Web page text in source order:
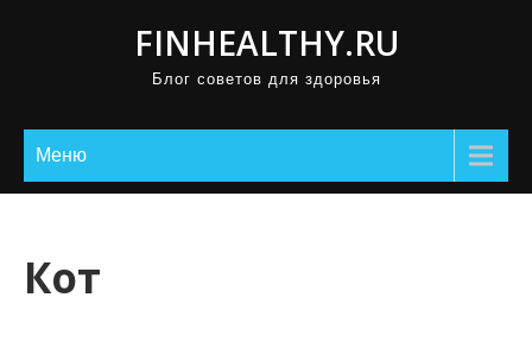
FINHEALTHY.RU
Блог советов для здоровья
Меню
Кот